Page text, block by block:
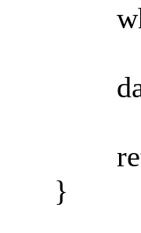
data
}